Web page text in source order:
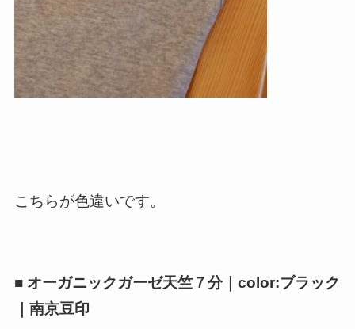
こちらが色違いです。
■ オーガニックガーゼ天竺７分｜color:ブラック
｜南京豆印